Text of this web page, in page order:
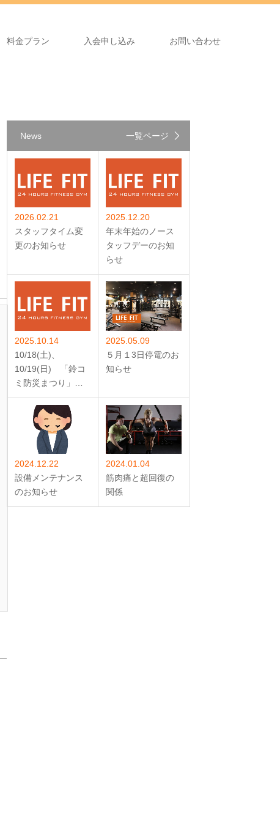
料金プラン 入会申し込み お問い合わせ
News 一覧ページ
2026.02.21
スタッフタイム変
更のお知らせ
2025.12.20
年末年始のノース
タッフデーのお知
らせ
2025.10.14
10/18(土)、
10/19(日) 「鈴コ
ミ防災まつり」…
2025.05.09
５月１3日停電のお
知らせ
2024.12.22
設備メンテナンス
のお知らせ
2024.01.04
筋肉痛と超回復の
関係